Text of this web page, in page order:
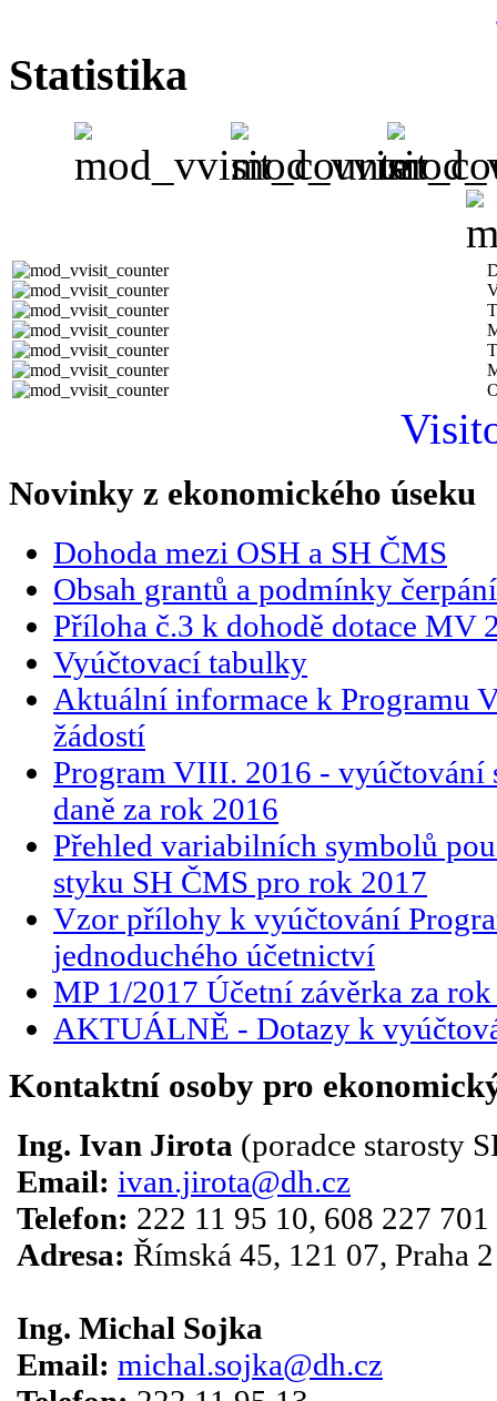
Statistika
Novinky z ekonomického úseku
Dohoda mezi OSH a SH ČMS
Obsah grantů a podmínky
Příloha č.3 k dohodě dotace MV
Vyúčtovací tabulky
Aktuální informace k Programu
žádostí
Program VIII. 2016 - vyúčtování
daně za rok 2016
Přehled variabilních symbolů
styku SH ČMS pro rok 2017
Vzor přílohy k vyúčtování
jednoduchého účetnictví
MP 1/2017 Účetní závěrka za
AKTUÁLNĚ - Dotazy k
Kontaktní osoby pro
Ing. Ivan Jirota (poradce starosty
Email: ivan.jirota@dh.cz
Telefon: 222 11 95 10, 608 227 701
Adresa: Římská 45, 121 07, Praha 2
Ing. Michal Sojka
Email: michal.sojka@dh.cz